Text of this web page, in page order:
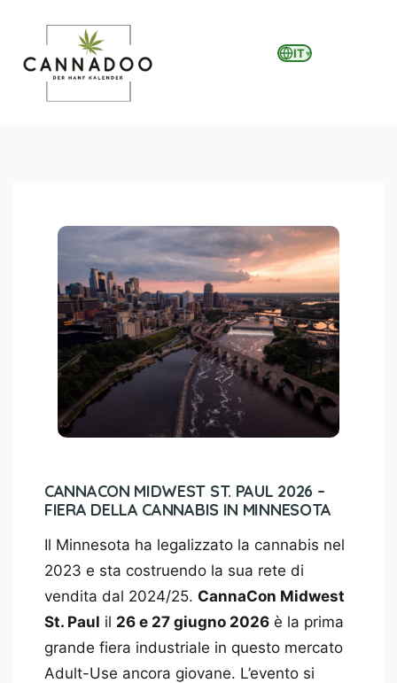
IT▾
CANNACON MIDWEST ST. PAUL 2026 –
FIERA DELLA CANNABIS IN MINNESOTA
Il Minnesota ha legalizzato la cannabis nel
2023 e sta costruendo la sua rete di
vendita dal 2024/25. CannaCon Midwest
St. Paul il 26 e 27 giugno 2026 è la prima
grande fiera industriale in questo mercato
Adult-Use ancora giovane. L’evento si